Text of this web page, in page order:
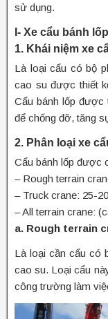
sử dụng.
I- Xe cẩu bánh
1. Khái niệm xe
Là loại cẩu có bộ
cao su được thiết
Cẩu bánh lốp được
để chống đỡ, tăng
2. Phân loại xe
Cẩu bánh lốp được
– Rough terrain
– Truck crane: 25-
– All terrain crane:
a. Rough terrain
Là loại cần cẩu có
cao su. Loại cẩu
công trường làm